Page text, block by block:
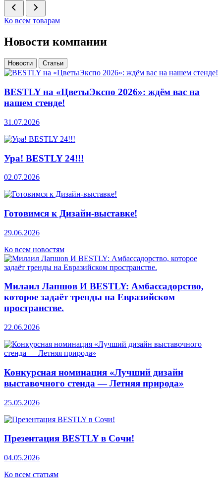
Ко всем товарам
Новости компании
Новости Статьи
BESTLY на «ЦветыЭкспо 2026»: ждём вас на
нашем стенде!
31.07.2026
Ура! BESTLY 24!!!
02.07.2026
Готовимся к Дизайн-выставке!
29.06.2026
Ко всем новостям
Милаил Лапшов И BESTLY: Амбассадорство,
которое задаёт тренды на Евразийском
пространстве.
22.06.2026
Конкурсная номинация «Лучший дизайн
выставочного стенда — Летняя природа»
25.05.2026
Презентация BESTLY в Сочи!
04.05.2026
Ко всем статьям